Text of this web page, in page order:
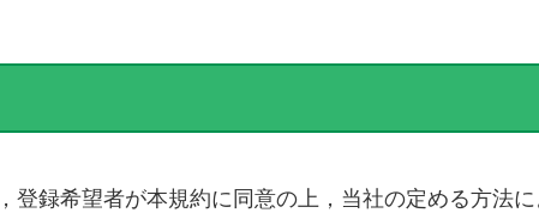
登録希望者が本規約に同意の上，当社の定める方法